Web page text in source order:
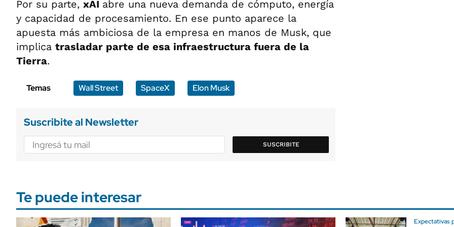
Por su parte, xAI abre una nueva demanda de cómputo, energía
y capacidad de procesamiento. En ese punto aparece la
apuesta más ambiciosa de la empresa en manos de Musk, que
implica trasladar parte de esa infraestructura fuera de la
Tierra.
Temas Wall Street SpaceX Elon Musk
Suscribite al Newsletter
SUSCRIBITE
Te puede interesar
Expectativas